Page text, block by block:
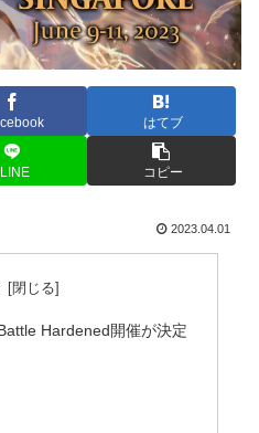
はてブ
LINE コピー
2023.04.01
Hardened開催が決定